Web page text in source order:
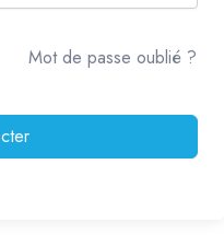
Mot de passe oublié ?